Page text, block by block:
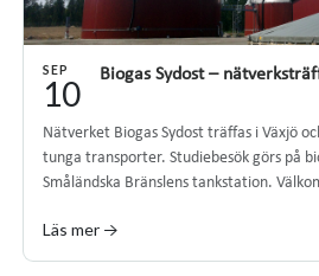
SEP
10 Biogas Sydost –
Nätverket Biogas Sydost träffas i Växjö
tunga transporter. Studiebesök görs på
Småländska Bränslens tankstation.
Läs mer →